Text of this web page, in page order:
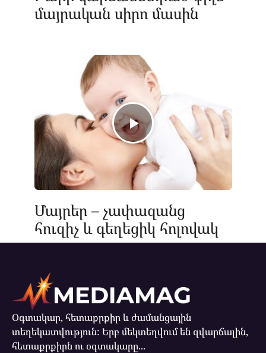
մայրական սիրո մասին
Մայրեր – չափազանց
հուզիչ և գեղեցիկ հոլովակ
Օգտակար, հետաքրքիր և ժամանցային
տեղեկատվություն: Երբ մեկտեղվում են զվարճալին,
հետաքրքիրն ու օգտակարը...